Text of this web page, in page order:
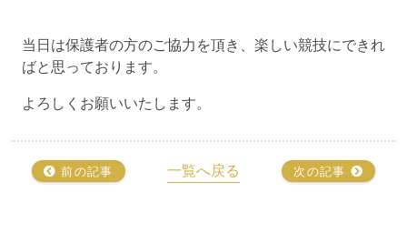
当日は保護者の方のご協力を頂き、楽しい競技にできれ
ばと思っております。
よろしくお願いいたします。
前の記事 一覧へ戻る 次の記事